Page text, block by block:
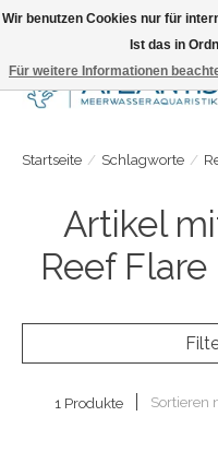
Täglicher Versand. Bestelle bis
Startseite / Schlagworte /
Artikel
Reef
1 Produkte Sortieren
Wir benutzen Cookies nur für
Ist das in
Für weitere Informationen